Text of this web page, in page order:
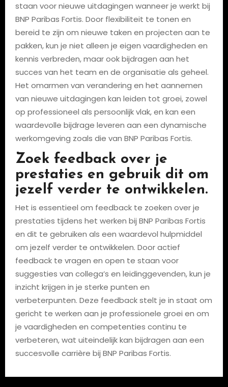
staan voor nieuwe uitdagingen wanneer je werkt bij
BNP Paribas Fortis. Door flexibiliteit te tonen en
bereid te zijn om nieuwe taken en projecten aan te
pakken, kun je niet alleen je eigen vaardigheden en
kennis verbreden, maar ook bijdragen aan het
succes van het team en de organisatie als geheel.
Het omarmen van verandering en het aannemen
van nieuwe uitdagingen kan leiden tot groei, zowel
op professioneel als persoonlijk vlak, en kan een
waardevolle bijdrage leveren aan een dynamische
werkomgeving zoals die van BNP Paribas Fortis.
Zoek feedback over je
prestaties en gebruik dit om
jezelf verder te ontwikkelen.
Het is essentieel om feedback te zoeken over je
prestaties tijdens het werken bij BNP Paribas Fortis
en dit te gebruiken als een waardevol hulpmiddel
om jezelf verder te ontwikkelen. Door actief
feedback te vragen en open te staan voor
suggesties van collega’s en leidinggevenden, kun je
inzicht krijgen in je sterke punten en
verbeterpunten. Deze feedback stelt je in staat om
gericht te werken aan je professionele groei en om
je vaardigheden en competenties continu te
verbeteren, wat uiteindelijk kan bijdragen aan een
succesvolle carrière bij BNP Paribas Fortis.